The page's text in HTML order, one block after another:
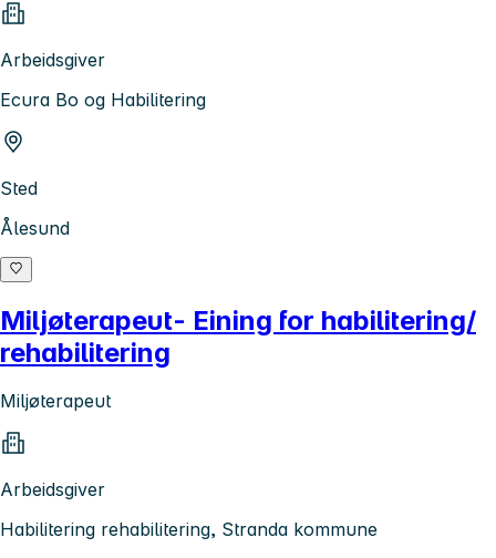
Arbeidsgiver
Ecura Bo og Habilitering
Sted
Ålesund
Miljøterapeut- Eining for habilitering/
rehabilitering
Miljøterapeut
Arbeidsgiver
Habilitering rehabilitering, Stranda kommune